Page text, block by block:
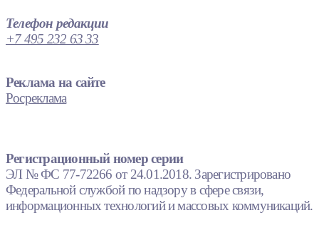
Телефон редакции
+7 495 232 63 33
Реклама на сайте
Росреклама
Регистрационный номер серии
ЭЛ № ФС 77-72266 от 24.01.2018. Зарегистрировано
Федеральной службой по надзору в сфере связи,
информационных технологий и массовых коммуникаций.